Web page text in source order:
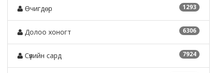
1293
Өчигдөр
6306
Долоо хоногт
7924
Сүүлийн сард